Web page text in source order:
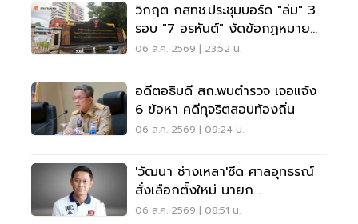
วิกฤต กสทช.ประชุมบอร์ด "ล่ม" 3
รอบ "7 อรหันต์" งัดข้อกฏหมาย
ไม่มีใครยอมใคร
06 ส.ค. 2569 | 23:52 น.
อดีตอธิบดี สถ.พบตำรวจ เจอแจ้ง
6 ข้อหา คดีทุจริตสอบท้องถิ่น
06 ส.ค. 2569 | 09:24 น.
'วัฒนา ช่างเหลา'ซีด ศาลอุทธรณ์
สั่งเลือกตั้งใหม่ นายก
อบจ.ขอนแก่น
06 ส.ค. 2569 | 08:51 น.